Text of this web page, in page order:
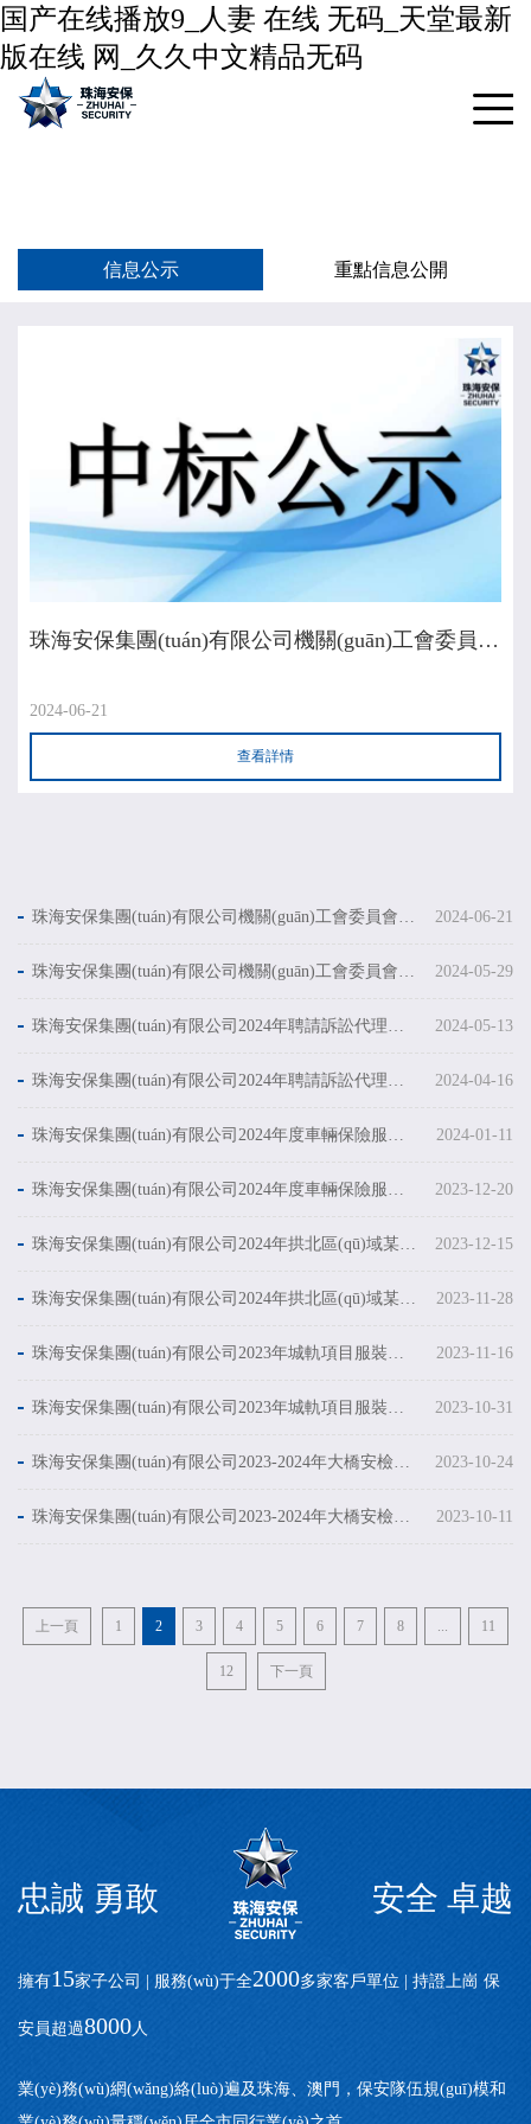
国产在线播放9_人妻 在线 无码_天堂最新
版在线 网_久久中文精品无码
信息公示 重點信息公開
珠海安保集團(tuán)有限公司機關(guān)工會委員會2024年夏送清涼活動慰問品采購項目中標(biāo)結(jié)果公示
2024-06-21
查看詳情
珠海安保集團(tuán)有限公司機關(guān)工會委員會2024年夏送清涼活動慰問品采購項目中標(biāo)結(jié)果公示 2024-06-21
珠海安保集團(tuán)有限公司機關(guān)工會委員會2024年夏送清涼活動慰問品采購項目采購公告 2024-05-29
珠海安保集團(tuán)有限公司2024年聘請訴訟代理服務(wù)采購項目中標(biāo)結(jié)果公示 2024-05-13
珠海安保集團(tuán)有限公司2024年聘請訴訟代理服務(wù)采購項目采購公告 2024-04-16
珠海安保集團(tuán)有限公司2024年度車輛保險服務(wù)采購項目中標(biāo)結(jié)果公示 2024-01-11
珠海安保集團(tuán)有限公司2024年度車輛保險服務(wù)采購項目采購公告 2023-12-20
珠海安保集團(tuán)有限公司2024年拱北區(qū)域某項目安檢設(shè)備租賃服務(wù)采購項目中標(biāo)結(jié)果公示 2023-12-15
珠海安保集團(tuán)有限公司2024年拱北區(qū)域某項目安檢設(shè)備租賃服務(wù)采購項目采購公告 2023-11-28
珠海安保集團(tuán)有限公司2023年城軌項目服裝、裝備采購項目中標(biāo)結(jié)果公示 2023-11-16
珠海安保集團(tuán)有限公司2023年城軌項目服裝、裝備采購項目采購公告 2023-10-31
珠海安保集團(tuán)有限公司2023-2024年大橋安檢項目安檢設(shè)備租賃服務(wù)采購項目中標(biāo)結(jié)果公示 2023-10-24
珠海安保集團(tuán)有限公司2023-2024年大橋安檢項目安檢設(shè)備租賃服務(wù)采購項目采購公告 2023-10-11
上一頁 1 2 3 4 5 6 7 8 ... 11
12 下一頁
忠誠 勇敢 安全 卓越
擁有15家子公司 | 服務(wù)于全2000多家客戶單位 | 持證上崗 保
安員超過8000人
業(yè)務(wù)網(wǎng)絡(luò)遍及珠海、澳門，保安隊伍規(guī)模和